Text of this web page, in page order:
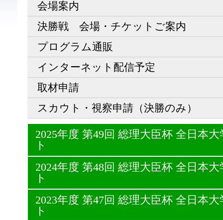
会場案内
決勝戦 会場・チケットご案内
プログラム通販
インターネット配信予定
取材申請
スカウト・視察申請（決勝のみ）
2025年度 第49回 総理大臣杯 全日本
ト
2024年度 第48回 総理大臣杯 全日本
ト
2023年度 第47回 総理大臣杯 全日本
ト